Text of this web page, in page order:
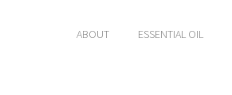
ABOUT ESSENTIAL OIL